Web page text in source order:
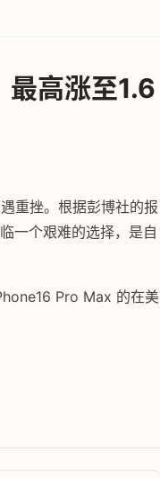
高涨至1.6
重挫。根据彭博社的报
一个艰难的选择，是自
Pro Max 的在美